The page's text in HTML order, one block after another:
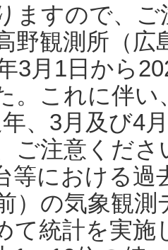
ますので、
野観測所（
3月1日から
。これに伴い
、3月及び4
ご注意くだ
等における過
）の気象観
て統計を実